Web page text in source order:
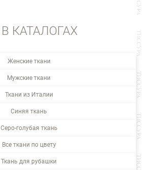
В КАТАЛОГАХ
Женские ткани
Мужские ткани
Ткани из Италии
Синяя ткань
Серо-голубая ткань
Все ткани по цвету
Ткань для рубашки